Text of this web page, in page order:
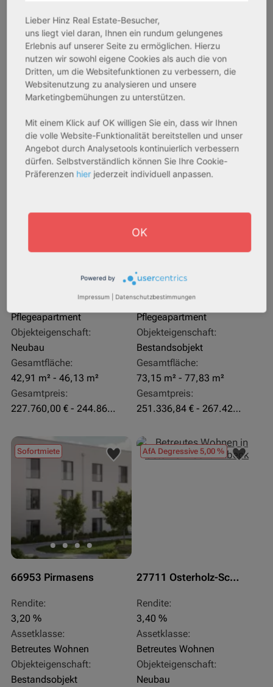
Bestandsobjekt
Gesamtfläche:
41,59 m² - 62,15 m²
Gesamtpreis:
233.556,67 € - 349.016,67 €
Bestandsobjekt
Gesamtfläche:
50,95 m² - 56,21 m²
Gesamtpreis:
324.754,29 € - 358.289,14 €
AfA Degressive 5,00 %
Pflegeapartment
Objekteigenschaft:
Neubau
Gesamtfläche:
42,91 m² - 46,13 m²
Gesamtpreis:
227.760,00 € - 244.860,00 €
Sofortmiete
Rendite:
4,07 %
Assetklasse:
Pflegeapartment
Objekteigenschaft:
Bestandsobjekt
Gesamtfläche:
73,15 m² - 77,83 m²
Gesamtpreis:
251.336,84 € - 267.420,00 €
Sofortmiete
66953 Pirmasens
Rendite:
3,20 %
Assetklasse:
Betreutes Wohnen
Objekteigenschaft:
Bestandsobjekt
AfA Degressive 5,00 %
27711 Osterholz-Scharmbeck
Rendite:
3,40 %
Assetklasse:
Betreutes Wohnen
Objekteigenschaft:
Neubau
Lieber Hinz Real Estate-Besucher,
uns liegt viel daran, Ihnen ein rundum gelungenes
Erlebnis auf unserer Seite zu ermöglichen. Hierzu
nutzen wir sowohl eigene Cookies als auch die von
Dritten, um die Websitefunktionen zu verbessern, die
Websitenutzung zu analysieren und unsere
Marketingbemühungen zu unterstützen.
Mit einem Klick auf OK willigen Sie ein, dass wir Ihnen
die volle Website-Funktionalität bereitstellen und unser
Angebot durch Analysetools kontinuierlich verbessern
dürfen. Selbstverständlich können Sie Ihre Cookie-
Präferenzen hier jederzeit individuell anpassen.
OK
Powered by
Impressum Datenschutzbestimmungen